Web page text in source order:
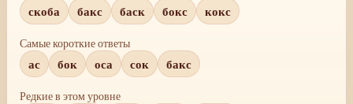
скоба бакс баск бокс кокс
Самые короткие ответы
ас бок оса сок бакс
Редкие в этом уровне